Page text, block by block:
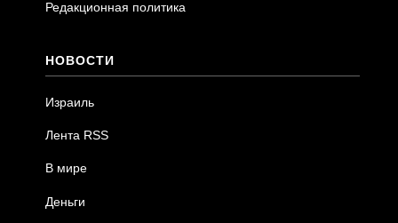
Редакционная политика
НОВОСТИ
Израиль
Лента RSS
В мире
Деньги